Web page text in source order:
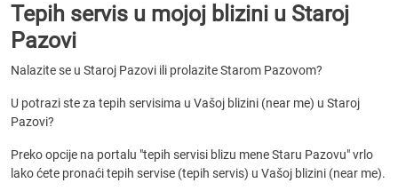
Tepih servis u mojoj blizini u Staroj
Pazovi
Nalazite se u Staroj Pazovi ili prolazite Starom Pazovom?
U potrazi ste za tepih servisima u Vašoj blizini (near me) u Staroj
Pazovi?
Preko opcije na portalu "tepih servisi blizu mene Staru Pazovu" vrlo
lako ćete pronaći tepih servise (tepih servis) u Vašoj blizini (near me).